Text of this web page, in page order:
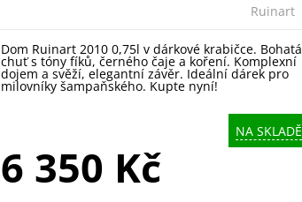
Ruinart
Dom Ruinart 2010 0,75l v dárkové krabičce. Bohatá
chuť s tóny fíků, černého čaje a koření. Komplexní
dojem a svěží, elegantní závěr. Ideální dárek pro
milovníky šampaňského. Kupte nyní!
NA SKLADĚ
6 350 Kč